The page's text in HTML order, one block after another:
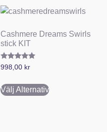
Cashmere Dreams Swirls
stick KIT
Betygsatt
5.00
998,00 kr
Välj Alternativ